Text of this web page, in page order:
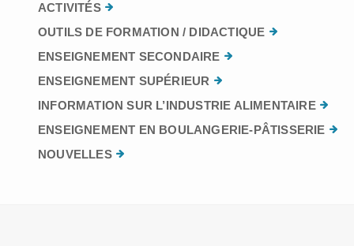
ACTIVITÉS
OUTILS DE FORMATION / DIDACTIQUE
ENSEIGNEMENT SECONDAIRE
ENSEIGNEMENT SUPÉRIEUR
INFORMATION SUR L’INDUSTRIE ALIMENTAIRE
ENSEIGNEMENT EN BOULANGERIE-PÂTISSERIE
NOUVELLES